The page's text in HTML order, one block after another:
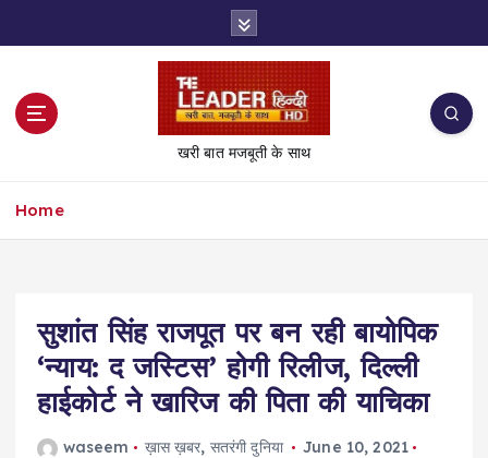
t
खरी बात मजबूती के साथ
Home
सुशांत सिंह राजपूत पर बन रही बायोपिक
‘न्याय: द जस्टिस’ होगी रिलीज, दिल्ली
हाईकोर्ट ने खारिज की पिता की याचिका
waseem ख़ास ख़बर, सतरंगी दुनिया
June 10, 2021